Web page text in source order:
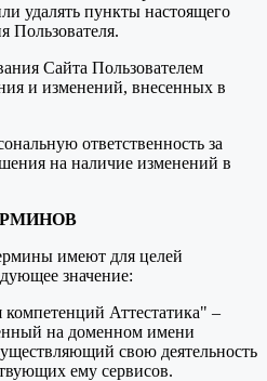
удалять пункты настоящего
Пользователя.
Сайта Пользователем
и изменений, внесенных в
ответственность за
на наличие изменений в
имеют для целей
значение:
Аттестатика" –
на доменном имени
свою деятельность
ему сервисов.